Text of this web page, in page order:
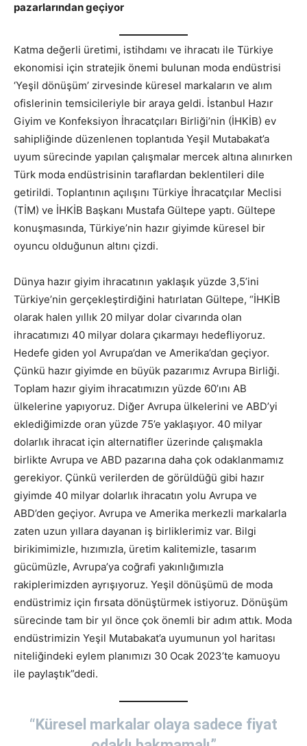
pazarlarından geçiyor
Katma değerli üretimi, istihdamı ve ihracatı ile Türkiye
ekonomisi için stratejik önemi bulunan moda endüstrisi
‘Yeşil dönüşüm’ zirvesinde küresel markaların ve alım
ofislerinin temsicileriyle bir araya geldi. İstanbul Hazır
Giyim ve Konfeksiyon İhracatçıları Birliği’nin (İHKİB) ev
sahipliğinde düzenlenen toplantıda Yeşil Mutabakat’a
uyum sürecinde yapılan çalışmalar mercek altına alınırken
Türk moda endüstrisinin taraflardan beklentileri dile
getirildi. Toplantının açılışını Türkiye İhracatçılar Meclisi
(TİM) ve İHKİB Başkanı Mustafa Gültepe yaptı. Gültepe
konuşmasında, Türkiye’nin hazır giyimde küresel bir
oyuncu olduğunun altını çizdi.
Dünya hazır giyim ihracatının yaklaşık yüzde 3,5’ini
Türkiye’nin gerçekleştirdiğini hatırlatan Gültepe, “İHKİB
olarak halen yıllık 20 milyar dolar civarında olan
ihracatımızı 40 milyar dolara çıkarmayı hedefliyoruz.
Hedefe giden yol Avrupa’dan ve Amerika’dan geçiyor.
Çünkü hazır giyimde en büyük pazarımız Avrupa Birliği.
Toplam hazır giyim ihracatımızın yüzde 60’ını AB
ülkelerine yapıyoruz. Diğer Avrupa ülkelerini ve ABD’yi
eklediğimizde oran yüzde 75’e yaklaşıyor. 40 milyar
dolarlık ihracat için alternatifler üzerinde çalışmakla
birlikte Avrupa ve ABD pazarına daha çok odaklanmamız
gerekiyor. Çünkü verilerden de görüldüğü gibi hazır
giyimde 40 milyar dolarlık ihracatın yolu Avrupa ve
ABD’den geçiyor. Avrupa ve Amerika merkezli markalarla
zaten uzun yıllara dayanan iş birliklerimiz var. Bilgi
birikimimizle, hızımızla, üretim kalitemizle, tasarım
gücümüzle, Avrupa’ya coğrafi yakınlığımızla
rakiplerimizden ayrışıyoruz. Yeşil dönüşümü de moda
endüstrimiz için fırsata dönüştürmek istiyoruz. Dönüşüm
sürecinde tam bir yıl önce çok önemli bir adım attık. Moda
endüstrimizin Yeşil Mutabakat’a uyumunun yol haritası
niteliğindeki eylem planımızı 30 Ocak 2023’te kamuoyu
ile paylaştık”dedi.
“Küresel markalar olaya sadece fiyat